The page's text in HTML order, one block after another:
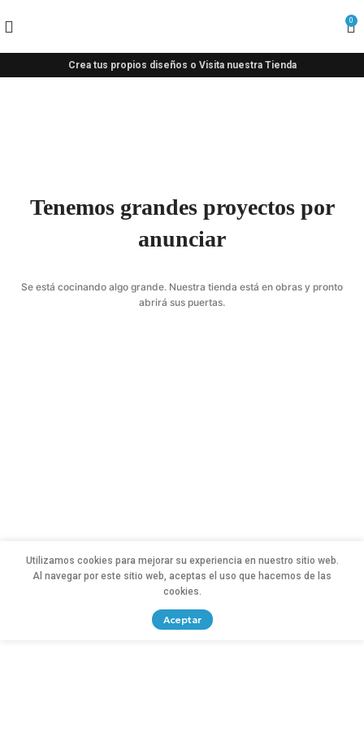
0
Crea tus propios diseños o Visita nuestra Tienda
Tenemos grandes proyectos por
anunciar
Se está cocinando algo grande. Nuestra tienda está en obras y pronto
abrirá sus puertas.
Utilizamos cookies para mejorar su experiencia en nuestro sitio web.
Al navegar por este sitio web, aceptas el uso que hacemos de las
cookies.
Aceptar